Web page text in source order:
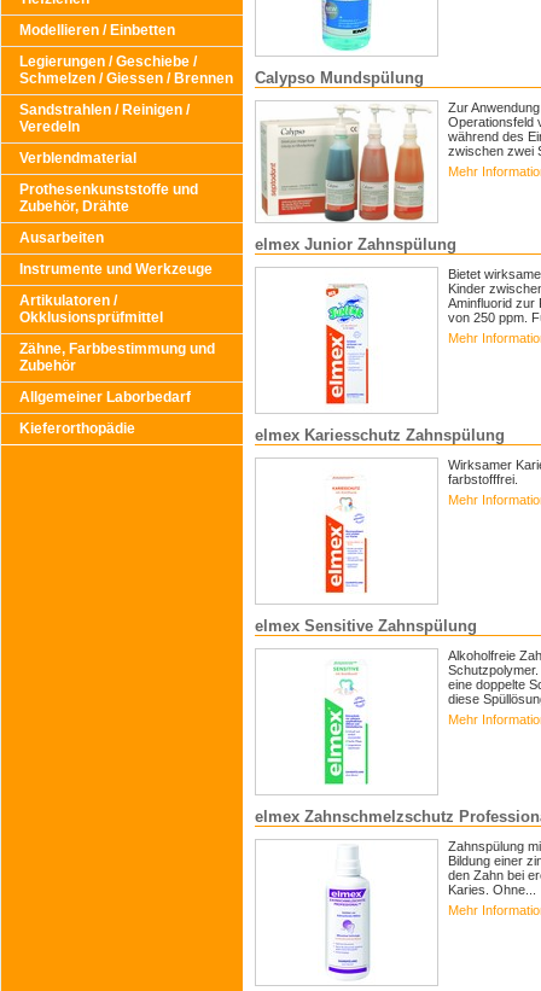
Modellieren / Einbetten
Legierungen / Geschiebe /
Schmelzen / Giessen / Brennen
Sandstrahlen / Reinigen /
Veredeln
Verblendmaterial
Prothesenkunststoffe und
Zubehör, Drähte
Ausarbeiten
Instrumente und Werkzeuge
Artikulatoren /
Okklusionsprüfmittel
Zähne, Farbbestimmung und
Zubehör
Allgemeiner Laborbedarf
Kieferorthopädie
Calypso Mundspülung
Zur
Operationsfeld
während des
zwischen zwei
Mehr
elmex Junior Zahnspülung
Bietet
Kinder
Aminfluorid zur
von 250 ppm.
Mehr
elmex Kariesschutz Zahnspülung
Wirksamer
farbstofffrei.
Mehr
elmex Sensitive Zahnspülung
Alkoholfreie
eine doppelte
diese
Mehr
elmex Zahnschmelzschutz
Zahnspülung
Bildung einer
den Zahn bei
Karies. Ohne...
Mehr